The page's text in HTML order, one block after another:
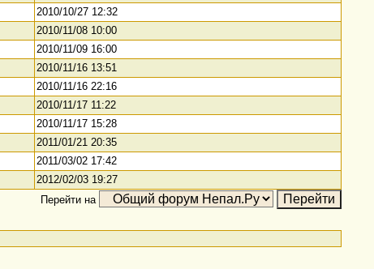
2010/10/27 12:32
2010/11/08 10:00
2010/11/09 16:00
2010/11/16 13:51
2010/11/16 22:16
2010/11/17 11:22
2010/11/17 15:28
2011/01/21 20:35
2011/03/02 17:42
2012/02/03 19:27
Перейти на